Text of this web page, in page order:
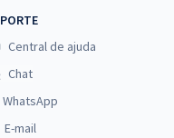
Central de ajuda
Chat
WhatsApp
E-mail